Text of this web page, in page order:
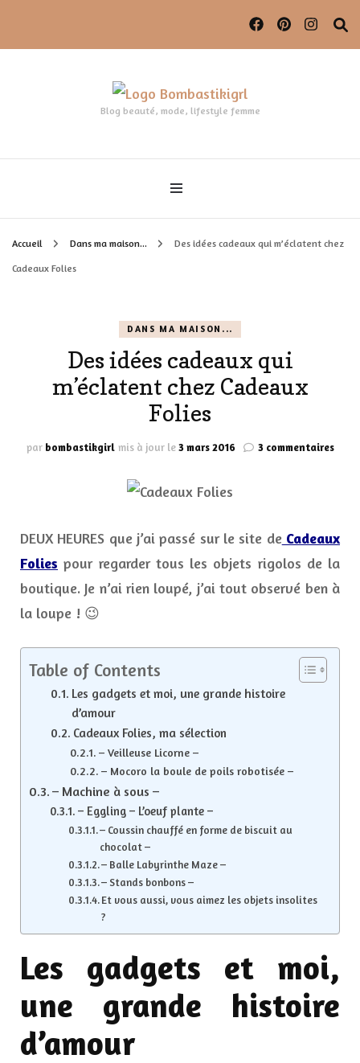
Blog beauté, mode, lifestyle femme
Accueil Dans ma maison... Des idées cadeaux qui m’éclatent chez
Cadeaux Folies
DANS MA MAISON...
Des idées cadeaux qui
m’éclatent chez Cadeaux
Folies
par bombastikgirl mis à jour le3 mars 2016 3 commentairessur
chez
DEUX HEURES que j’ai passé sur le site deCadeaux
Folies pour regarder tous les objets rigolos de la
boutique. Je n’ai rien loupé, j’ai tout observé ben à
la loupe ! 😉
Table of Contents
Les gadgets et moi, une grande histoire
d’amour
Cadeaux Folies, ma sélection
– Veilleuse Licorne –
– Mocoro la boule de poils robotisée –
– Machine à sous –
– Eggling – L’oeuf plante –
– Coussin chauffé en forme de biscuit au
chocolat –
– Balle Labyrinthe Maze –
– Stands bonbons –
Et vous aussi, vous aimez les objets insolites
?
Les gadgets et moi,
une grande histoire
d’amour